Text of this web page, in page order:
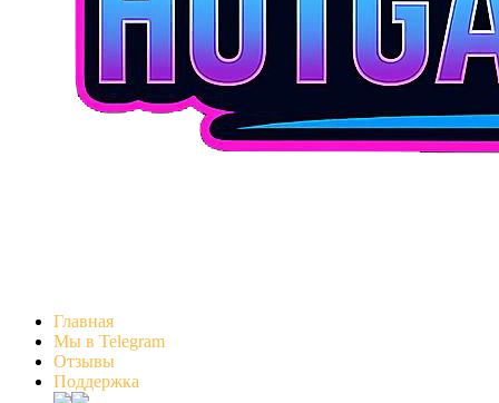
Главная
Мы в Telegram
Отзывы
Поддержка